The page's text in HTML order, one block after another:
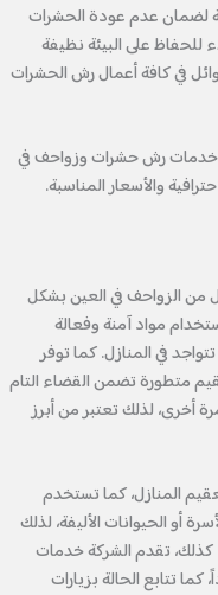
لضمان عدم عودة الحشرات
على البيئة نظيفة
في كافة أعمال رش الحشرات
خدمات رش حشرات وزواحف في
والأسعار المناسبة.
الزواحف في العين بشكل
مواد آمنة وفعالة
في المنازل. كما توفر
متطورة تضمن القضاء التام
أخرى، لذلك تعتبر من أبرز
المنازل، كما تستخدم
أو الحيوانات الأليفة، لذلك
تقدم الشركة خدمات
تتابع الحالة بزيارات